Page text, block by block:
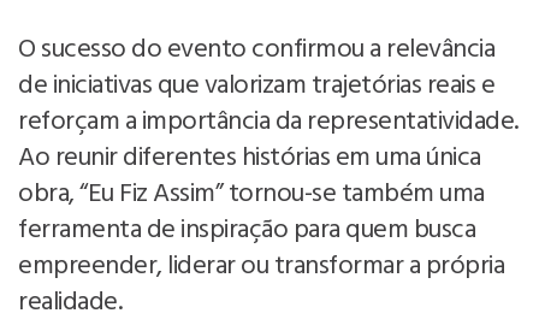
O sucesso do evento confirmou a relevância
de iniciativas que valorizam trajetórias reais e
reforçam a importância da representatividade.
Ao reunir diferentes histórias em uma única
obra, “Eu Fiz Assim” tornou-se também uma
ferramenta de inspiração para quem busca
empreender, liderar ou transformar a própria
realidade.